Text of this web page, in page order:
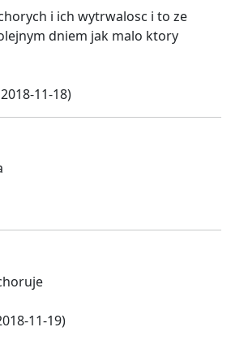
i ich wytrwalosc i to ze
dniem jak malo ktory
11-18)
11-19)